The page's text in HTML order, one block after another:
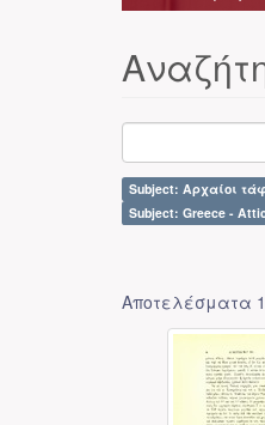
Subject: Αρχαίοι
Subject: Greece -
Αποτελέσματα